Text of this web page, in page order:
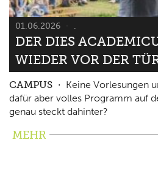
01.06.2026 .
DER DIES
WIEDER VOR DER
CAMPUS
Keine Vorlesungen
dafür aber volles Programm auf
genau steckt dahinter?
MEHR